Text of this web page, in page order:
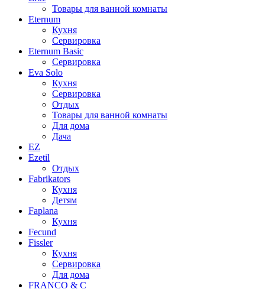
Товары для ванной комнаты
Eternum
Кухня
Сервировка
Eternum Basic
Сервировка
Eva Solo
Кухня
Сервировка
Отдых
Товары для ванной комнаты
Для дома
Дача
EZ
Ezetil
Отдых
Fabrikators
Кухня
Детям
Faplana
Кухня
Fecund
Fissler
Кухня
Сервировка
Для дома
FRANCO & C